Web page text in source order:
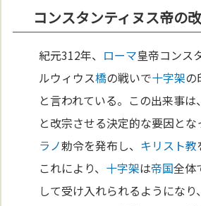
コンスタンティヌス帝の
紀元312年、 ローマ皇帝コンス
ルウィウス橋の戦いで十字架の
と言われている。この出来事は
と改宗させる決定的な要因と
ラノ勅令を発布し、 キリスト教
これにより、 十字架は帝国全体
して受け入れられるようになり、